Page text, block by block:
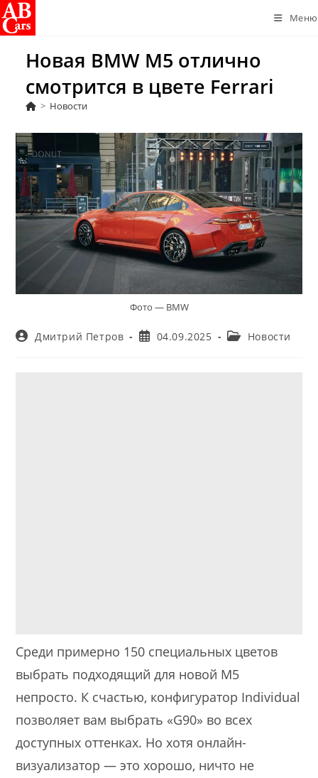
Перейти
к
Меню
Новая BMW M5 отлично
смотрится в цвете Ferrari
> Новости
Фото — BMW
АвторДмитрий Петров
Запись04.09.2025
РубрикаНовости
Среди примерно 150 специальных цветов
выбрать подходящий для новой M5
непросто. К счастью, конфигуратор Individual
позволяет вам выбрать «G90» во всех
доступных оттенках. Но хотя онлайн-
визуализатор — это хорошо, ничто не